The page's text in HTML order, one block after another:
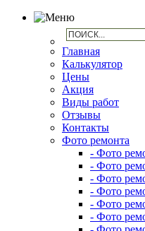
Главная
Калькулятор
Цены
Акция
Виды работ
Отзывы
Контакты
Фото ремонта
- Фото
- Фото
- Фото
- Фото
- Фото
- Фото